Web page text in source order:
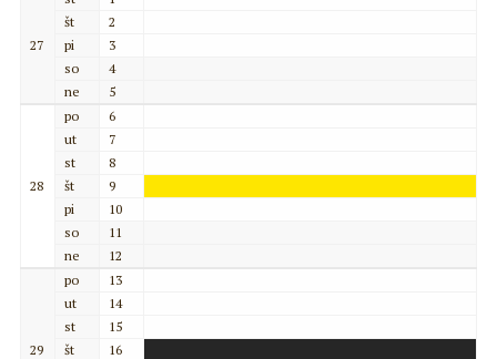
27
št
2
pi
3
so
4
ne
5
28
po
6
ut
7
st
8
št
9
pi
10
so
11
ne
12
29
po
13
ut
14
st
15
št
16